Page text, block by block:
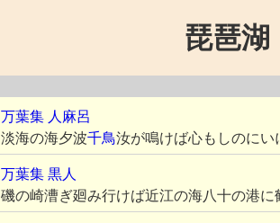
琵琶
万葉集 人麻呂
淡海の海夕波千鳥汝が鳴けば心もしのにい
万葉集 黒人
磯の崎漕ぎ廻み行けば近江の海八十の港に